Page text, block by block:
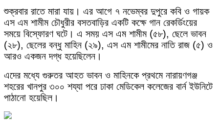
শুক্রবার রাতে মারা যায়। এর আগে ৭ নভেম্বর দুপুরে কবি ও গায়ক
এস এম শামীম চৌধুরীর বসতবাড়ির একটি কক্ষে গান রেকর্ডিংয়ের
সময়ে বিস্ফোরণ ঘটে। এ সময় এস এম শামীম (৫৮), ছেলে ভাবন
(২৮), ছেলের বন্ধু মাহিন (২৯), এস এম শামীমের নাতি রাজ (৫) ও
আরও একজন দগ্ধ হয়েছিলেন।
এদের মধ্যে গুরুতর আহত ভাবন ও মাহিনকে প্রথমে নারায়ণগঞ্জ
শহরের খানপুর ৩০০ শয্যা পরে ঢাকা মেডিকেল কলেজের বার্ন ইউনিটে
পাঠানো হয়েছিল।